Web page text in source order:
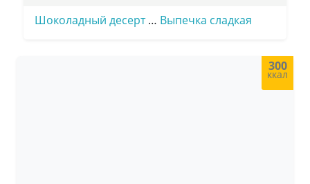
Шоколадный десерт… Выпечка сладкая
300
ккал